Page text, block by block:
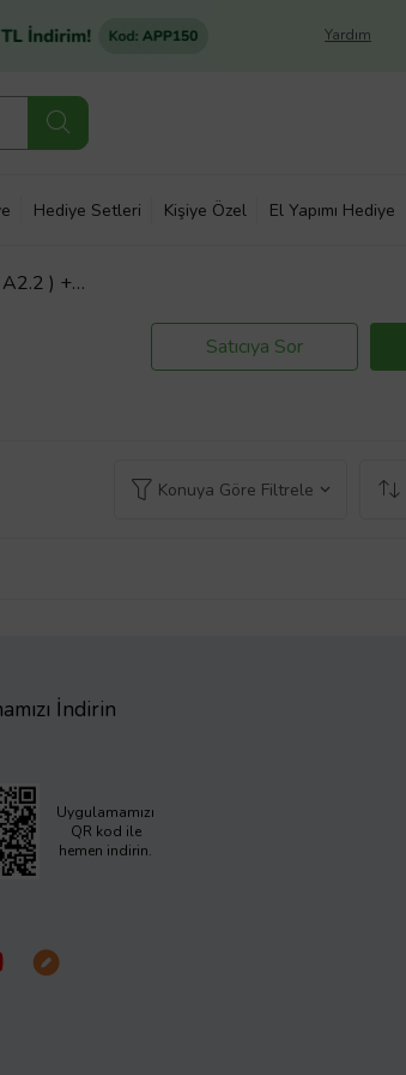
Yardım
Hediye Setleri Kişiye Özel El Yapımı Hediye
) +
Satıcıya Sor
Konuya Göre Filtrele
İndirin
Uygulamamızı
QR kod ile
hemen indirin.